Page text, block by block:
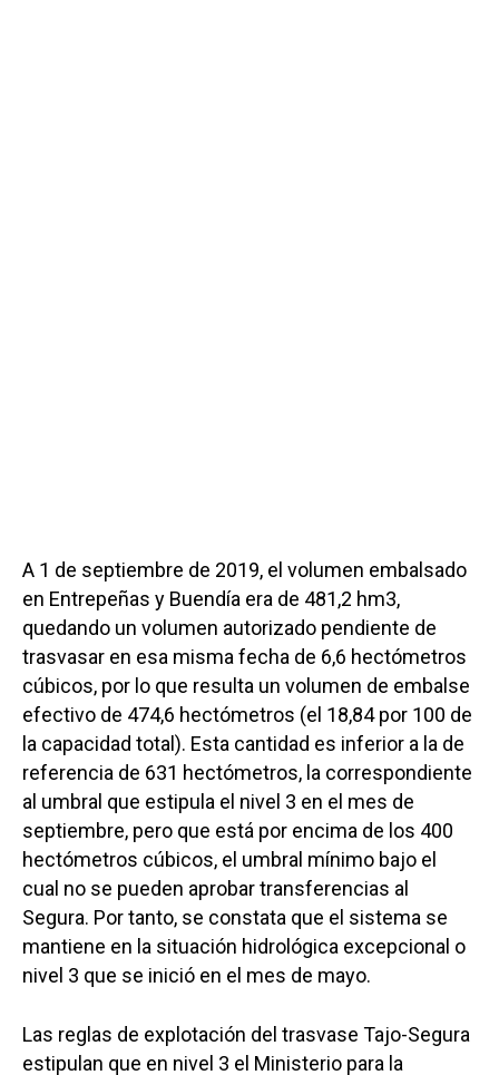
A 1 de septiembre de 2019, el volumen embalsado
en Entrepeñas y Buendía era de 481,2 hm3,
quedando un volumen autorizado pendiente de
trasvasar en esa misma fecha de 6,6 hectómetros
cúbicos, por lo que resulta un volumen de embalse
efectivo de 474,6 hectómetros (el 18,84 por 100 de
la capacidad total). Esta cantidad es inferior a la de
referencia de 631 hectómetros, la correspondiente
al umbral que estipula el nivel 3 en el mes de
septiembre, pero que está por encima de los 400
hectómetros cúbicos, el umbral mínimo bajo el
cual no se pueden aprobar transferencias al
Segura. Por tanto, se constata que el sistema se
mantiene en la situación hidrológica excepcional o
nivel 3 que se inició en el mes de mayo.
Las reglas de explotación del trasvase Tajo-Segura
estipulan que en nivel 3 el Ministerio para la